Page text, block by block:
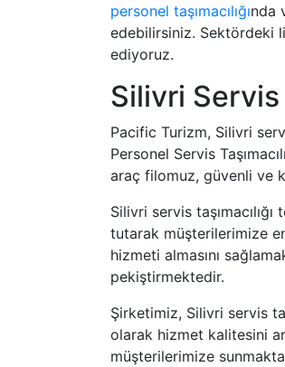
personel taşımacılığında
edebilirsiniz. Sektördeki
ediyoruz.
Silivri Servis
Pacific Turizm, Silivri
Personel Servis
araç filomuz, güvenli ve
Silivri servis
tutarak müşterilerimize
hizmeti almasını
pekiştirmektedir.
Şirketimiz, Silivri servis
olarak hizmet kalitesini
müşterilerimize